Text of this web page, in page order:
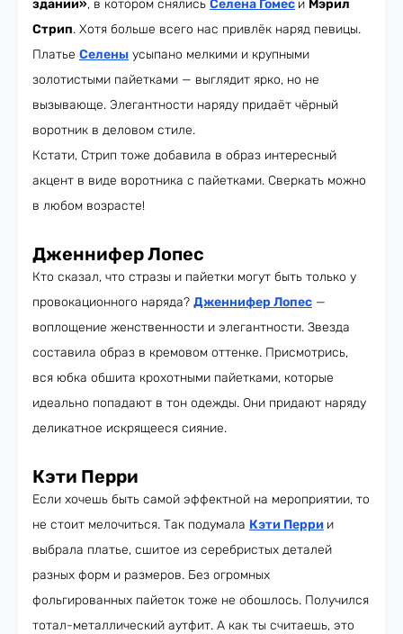
здании», в котором снялись Селена Гомес и Мэрил
Стрип. Хотя больше всего нас привлёк наряд певицы.
Платье Селены усыпано мелкими и крупными
золотистыми пайетками — выглядит ярко, но не
вызывающе. Элегантности наряду придаёт чёрный
воротник в деловом стиле.
Кстати, Стрип тоже добавила в образ интересный
акцент в виде воротника с пайетками. Сверкать можно
в любом возрасте!
Дженнифер Лопес
Кто сказал, что стразы и пайетки могут быть только у
провокационного наряда? Дженнифер Лопес —
воплощение женственности и элегантности. Звезда
составила образ в кремовом оттенке. Присмотрись,
вся юбка обшита крохотными пайетками, которые
идеально попадают в тон одежды. Они придают наряду
деликатное искрящееся сияние.
Кэти Перри
Если хочешь быть самой эффектной на мероприятии, то
не стоит мелочиться. Так подумала Кэти Перри и
выбрала платье, сшитое из серебристых деталей
разных форм и размеров. Без огромных
фольгированных пайеток тоже не обошлось. Получился
тотал-металлический аутфит. А как ты считаешь, это